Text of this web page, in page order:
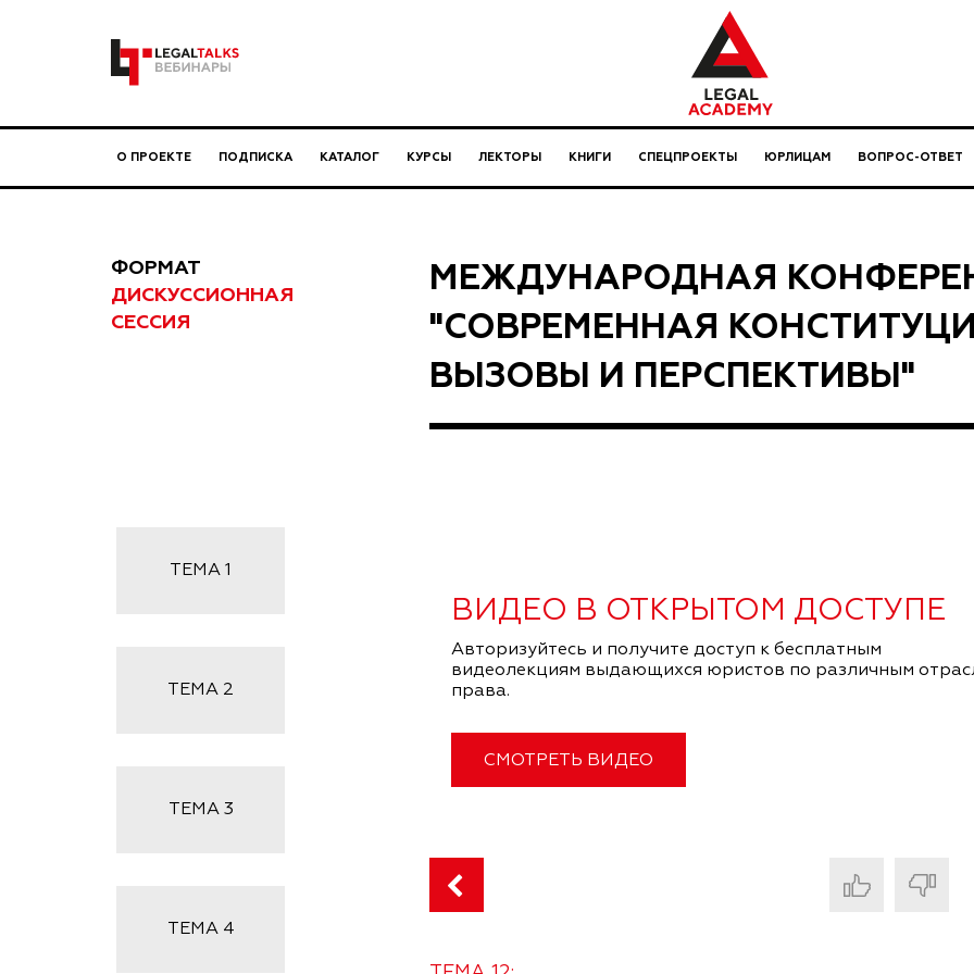
О ПРОЕКТЕ ПОДПИСКА КАТАЛОГ КУРСЫ ЛЕКТОРЫ КНИГИ СПЕЦПРОЕКТЫ ЮРЛИЦАМ ВОПРОС-ОТВЕТ
ФОРМАТ
ДИСКУССИОННАЯ
СЕССИЯ
МЕЖДУНАРОДНАЯ
"СОВРЕМЕННАЯ
ВЫЗОВЫ И ПЕРСПЕКТИВЫ"
ТЕМА 1
ТЕМА 2
ТЕМА3
ТЕМА4
ВИДЕО В ОТКРЫТОМ ДОСТУПЕ
Авторизуйтесь и получите доступ к бесплатным
видеолекциям выдающихся юристов по различным
права.
СМОТРЕТЬ ВИДЕО